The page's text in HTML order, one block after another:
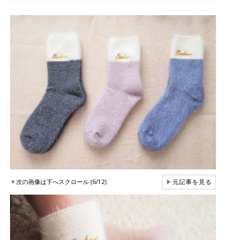
▼次の画像は下へスクロール (6/12) ▶元記事を見る